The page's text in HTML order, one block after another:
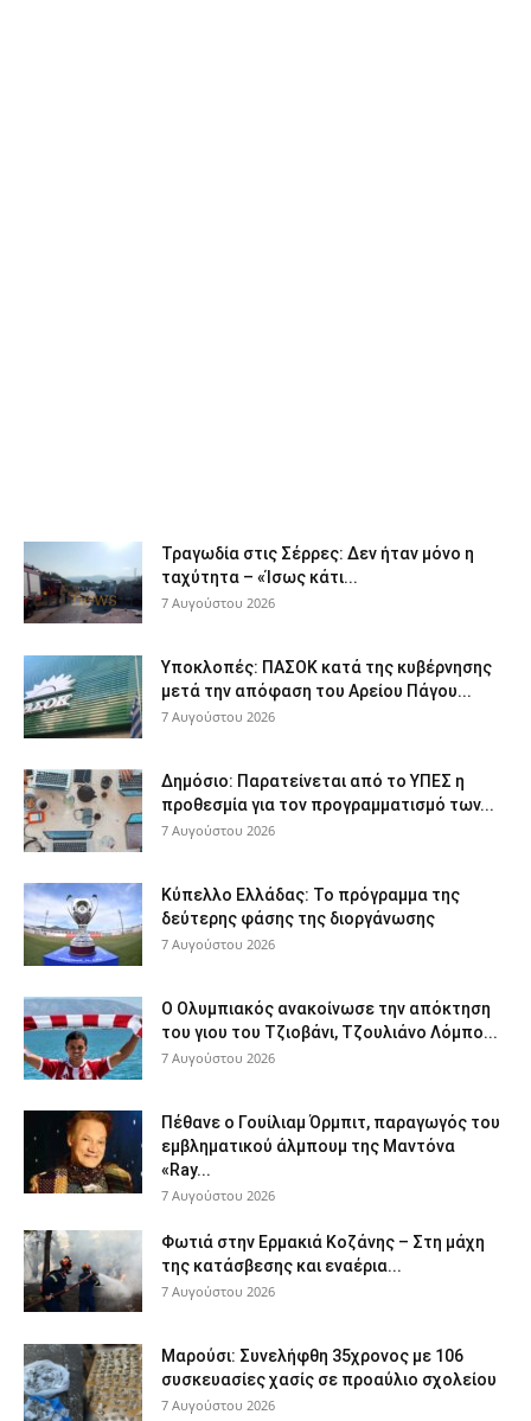
Τραγωδία στις Σέρρες: Δεν ήταν μόνο η
ταχύτητα – «Ίσως κάτι...
7 Αυγούστου 2026
Υποκλοπές: ΠΑΣΟΚ κατά της κυβέρνησης
μετά την απόφαση του Αρείου Πάγου...
7 Αυγούστου 2026
Δημόσιο: Παρατείνεται από το ΥΠΕΣ η
προθεσμία για τον προγραμματισμό των...
7 Αυγούστου 2026
Κύπελλο Ελλάδας: Το πρόγραμμα της
δεύτερης φάσης της διοργάνωσης
7 Αυγούστου 2026
Ο Ολυμπιακός ανακοίνωσε την απόκτηση
του γιου του Τζιοβάνι, Τζουλιάνο Λόμπο...
7 Αυγούστου 2026
Πέθανε ο Γουίλιαμ Όρμπιτ, παραγωγός του
εμβληματικού άλμπουμ της Μαντόνα
«Ray...
7 Αυγούστου 2026
Φωτιά στην Ερμακιά Κοζάνης – Στη μάχη
της κατάσβεσης και εναέρια...
7 Αυγούστου 2026
Μαρούσι: Συνελήφθη 35χρονος με 106
συσκευασίες χασίς σε προαύλιο σχολείου
7 Αυγούστου 2026